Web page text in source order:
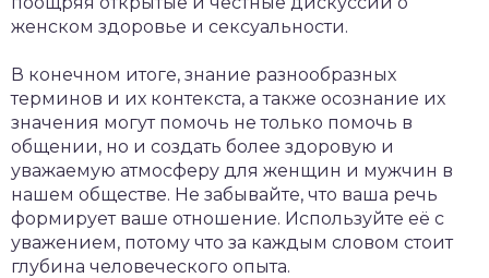
женском здоровье и сексуальности.
В конечном итоге, знание разнообразных
терминов и их контекста, а также осознание их
значения могут помочь не только помочь в
общении, но и создать более здоровую и
уважаемую атмосферу для женщин и мужчин в
нашем обществе. Не забывайте, что ваша речь
формирует ваше отношение. Используйте её с
уважением, потому что за каждым словом стоит
глубина человеческого опыта.